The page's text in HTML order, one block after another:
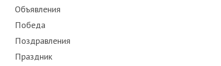
Объявления
Победа
Поздравления
Праздник